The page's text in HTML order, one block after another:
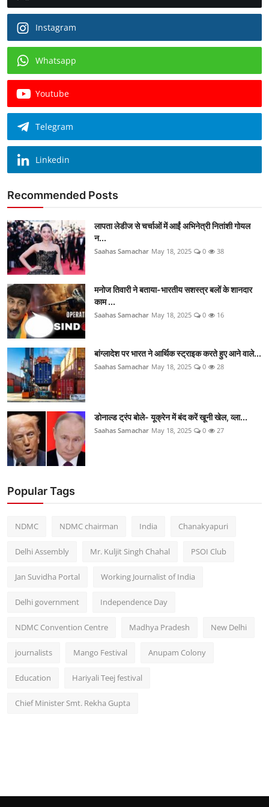
Instagram
Whatsapp
Youtube
Telegram
Linkedin
Recommended Posts
लापता लेडीज से चर्चाओं में आईं अभिनेत्री नितांशी गोयल
न...
Saahas Samachar May 18, 2025 0 38
मनोज तिवारी ने बताया-भारतीय सशस्त्र बलों के शानदार
काम ...
Saahas Samachar May 18, 2025 0 16
बांग्लादेश पर भारत ने आर्थिक स्ट्राइक करते हुए आने वाले...
Saahas Samachar May 18, 2025 0 28
डोनाल्ड ट्रंप बोले- यूक्रेन में बंद करें खूनी खेल, व्ला...
Saahas Samachar May 18, 2025 0 27
Popular Tags
NDMC NDMC chairman India Chanakyapuri
Delhi Assembly Mr. Kuljit Singh Chahal PSOI Club
Jan Suvidha Portal Working Journalist of India
Delhi government Independence Day
NDMC Convention Centre Madhya Pradesh New Delhi
journalists Mango Festival Anupam Colony
Education Hariyali Teej festival
Chief Minister Smt. Rekha Gupta